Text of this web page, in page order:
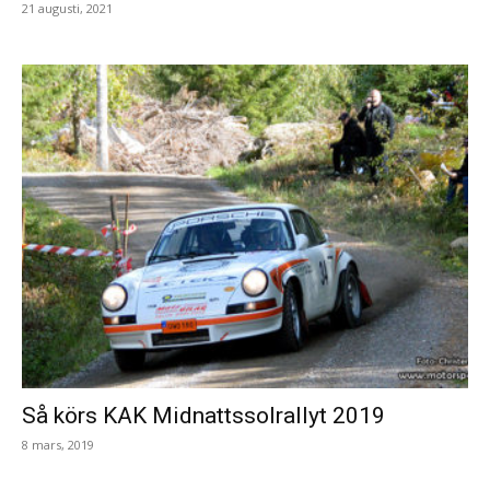
21 augusti, 2021
Så körs KAK Midnattssolrallyt 2019
8 mars, 2019